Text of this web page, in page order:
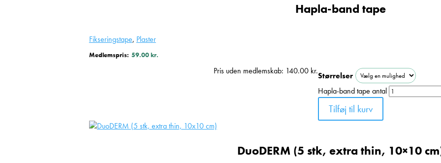
Fikseringstape, Plaster
Hapla-band tape
Medlemspris: 59.00kr.
Pris uden medlemskab: 140.00 kr.Størrelser
Hapla-band tape antal
Tilføj til kurv
DuoDERM (5 stk, extra thin, 10×10